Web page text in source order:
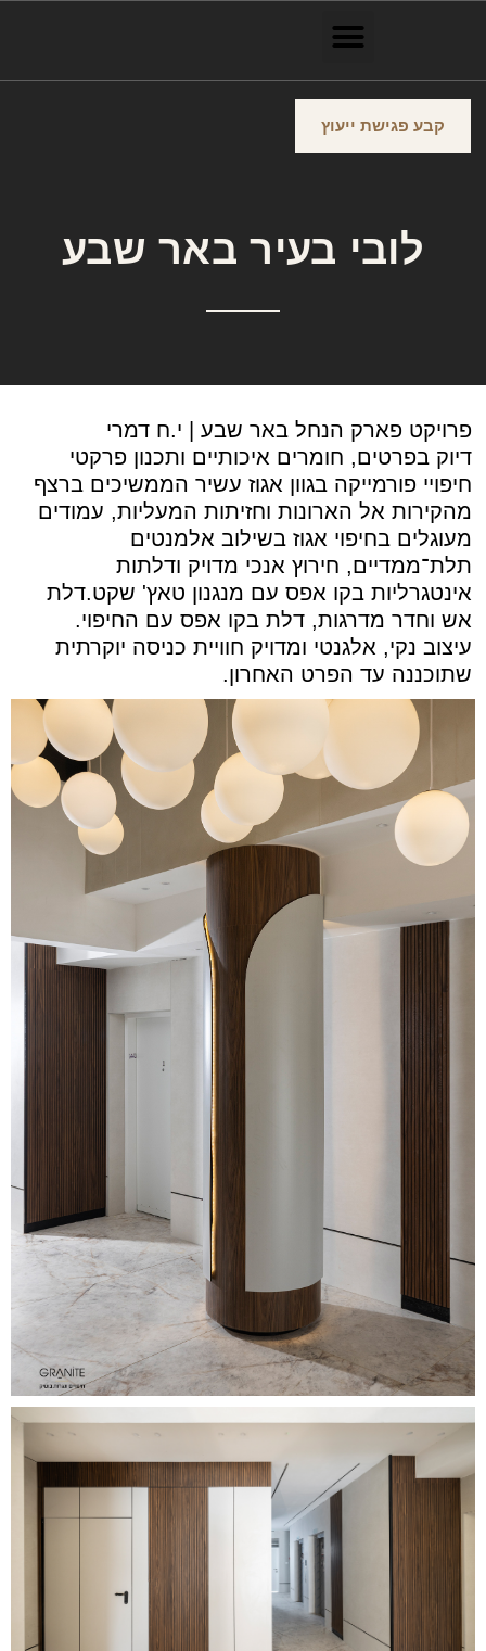
קבע פגישת ייעוץ
לובי בעיר באר שבע
פרויקט פארק הנחל באר שבע | י.ח דמרי
דיוק בפרטים, חומרים איכותיים ותכנון פרקטי
חיפויי פורמייקה בגוון אגוז עשיר הממשיכים ברצף
מהקירות אל הארונות וחזיתות המעליות, עמודים
מעוגלים בחיפוי אגוז בשילוב אלמנטים
תלת־ממדיים, חירוץ אנכי מדויק ודלתות
אינטגרליות בקו אפס עם מנגנון טאץ' שקט.דלת
אש וחדר מדרגות, דלת בקו אפס עם החיפוי.
עיצוב נקי, אלגנטי ומדויק חוויית כניסה יוקרתית
שתוכננה עד הפרט האחרון.